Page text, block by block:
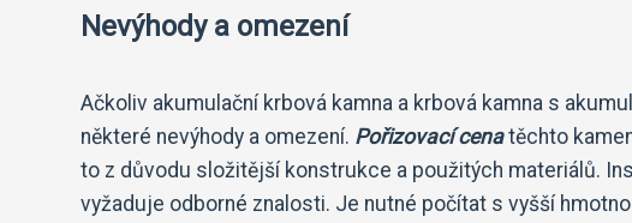
Nevýhody a omezení
Ačkoliv akumulační krbová kamna a krbová kamna s
některé nevýhody a omezení. Pořizovací cenatěchto
to z důvodu složitější konstrukce a použitých materiálů.
vyžaduje odborné znalosti. Je nutné počítat s vyšší